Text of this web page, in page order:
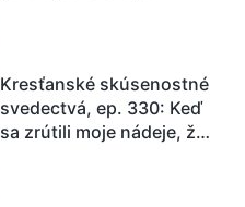
Kresťanské skúsenostné
svedectvá, ep. 330: Keď
sa zrútili moje nádeje, že